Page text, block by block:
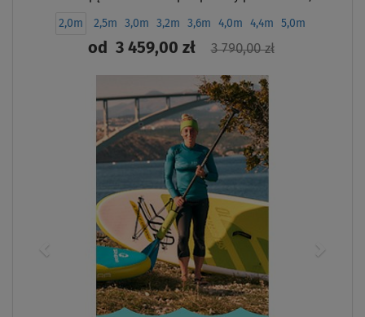
windsurfing
2,0m 2,5m 3,0m 3,2m 3,6m 4,0m 4,4m 5,0m
od3 459,00 zł 3 790,00 zł
ZOBACZ